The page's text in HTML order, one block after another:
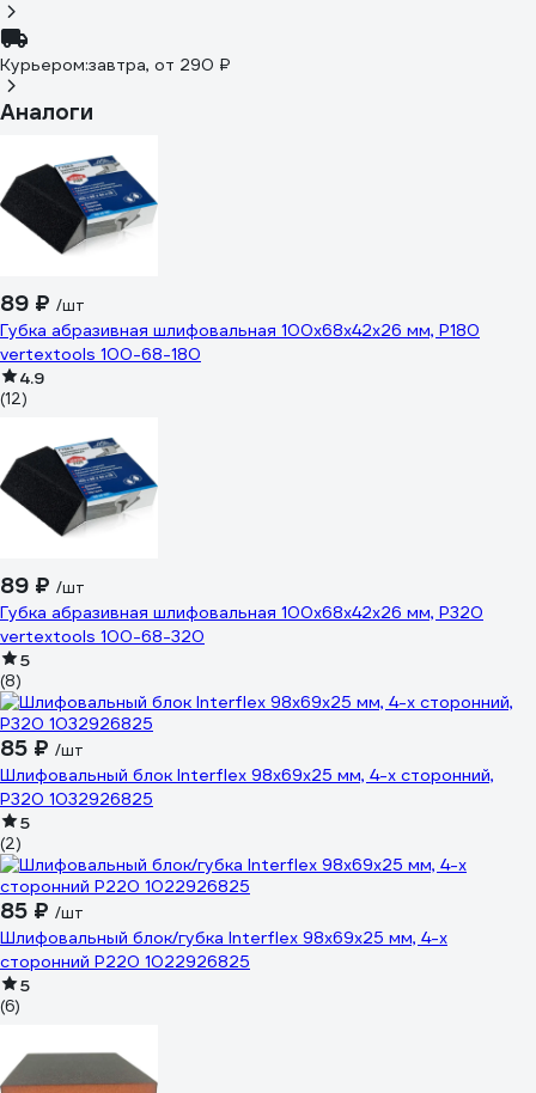
Курьером:завтра, от 290 ₽
Аналоги
89 ₽ /шт
Губка абразивная шлифовальная 100x68x42x26 мм, P180
vertextools 100-68-180
4.9
(12)
89 ₽ /шт
Губка абразивная шлифовальная 100x68x42x26 мм, P320
vertextools 100-68-320
5
(8)
85 ₽ /шт
Шлифовальный блок Interflex 98х69х25 мм, 4-х сторонний,
Р320 1032926825
5
(2)
85 ₽ /шт
Шлифовальный блок/губка Interflex 98х69х25 мм, 4-х
сторонний Р220 1022926825
5
(6)